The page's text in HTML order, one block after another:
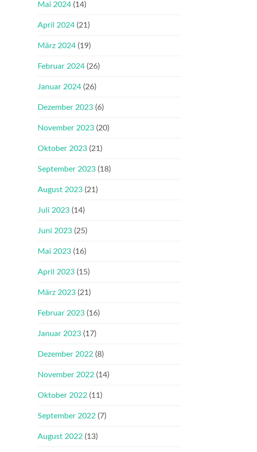
Mai 2024 (14)
April 2024 (21)
März 2024 (19)
Februar 2024 (26)
Januar 2024 (26)
Dezember 2023 (6)
November 2023 (20)
Oktober 2023 (21)
September 2023 (18)
August 2023 (21)
Juli 2023 (14)
Juni 2023 (25)
Mai 2023 (16)
April 2023 (15)
März 2023 (21)
Februar 2023 (16)
Januar 2023 (17)
Dezember 2022 (8)
November 2022 (14)
Oktober 2022 (11)
September 2022 (7)
August 2022 (13)